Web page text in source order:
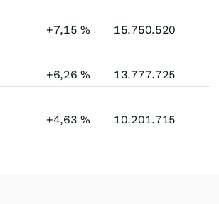
+7,15% 15.750.520
+6,26%
13.777.725
+4,63% 10.201.715